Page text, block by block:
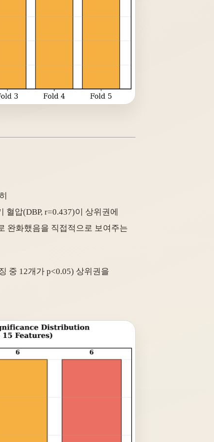
압(DBP, r=0.437)이 상위권에
완화했음을 직접적으로 보여주는
중 12개가 p<0.05) 상위권을